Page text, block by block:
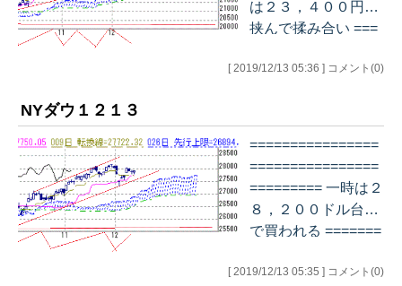
は２３，４００円を
挟んで揉み合い ===
================
[ 2019/12/13 05:36 ] コメント(0)
NYダウ１２１３
================
================
========= 一時は２
８，２００ドル台ま
で買われる =======
================
[ 2019/12/13 05:35 ] コメント(0)